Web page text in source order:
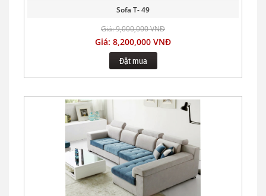
Sofa T- 49
Giá: 9,000,000 VNĐ
Giá: 8,200,000 VNĐ
Đặt mua